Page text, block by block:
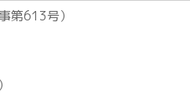
第613号）